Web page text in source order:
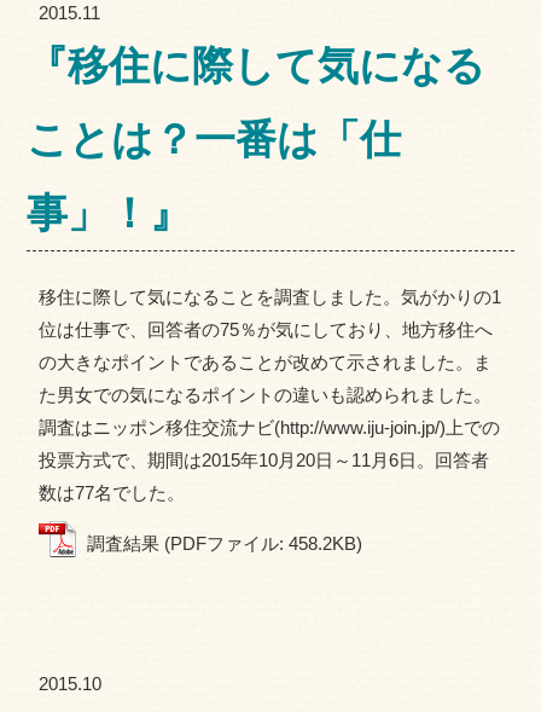
2015.11
『移住に際して気になる
ことは？一番は「仕
事」！』
移住に際して気になることを調査しました。気がかりの1
位は仕事で、回答者の75％が気にしており、地方移住へ
の大きなポイントであることが改めて示されました。ま
た男女での気になるポイントの違いも認められました。
調査はニッポン移住交流ナビ(http://www.iju-join.jp/)上での
投票方式で、期間は2015年10月20日～11月6日。回答者
数は77名でした。
調査結果 (PDFファイル: 458.2KB)
2015.10